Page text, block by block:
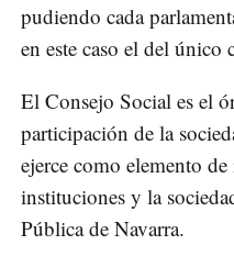
pudiendo cada
en este caso el del único
El Consejo Social es el
participación de la
ejerce como elemento
instituciones y la
Pública de Navarra.